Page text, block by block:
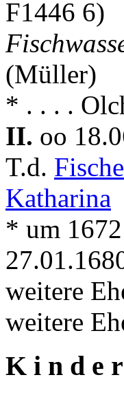
F1446 6)
(Müller)
* . . . .
II. oo
T.d.
Katharina
* um
weitere
weitere
K i n d e